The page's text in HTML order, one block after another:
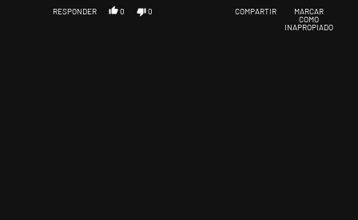
RESPONDER 0 0 COMPARTIR
MARCAR
COMO
INAPROPIADO